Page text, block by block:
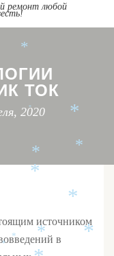
ремонт любой
ТОК
2020
источником
в
*
*
*
*
*
*
*
*
*
*
*
*
*